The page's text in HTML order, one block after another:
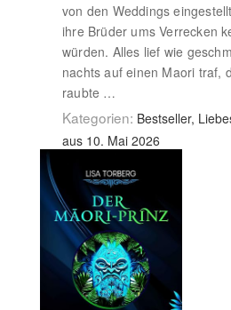
von den Weddings
ihre Brüder ums Verrecken
würden. Alles lief wie
nachts auf einen Maori traf,
raubte …
Kategorien: Bestseller,
aus 10. Mai 2026